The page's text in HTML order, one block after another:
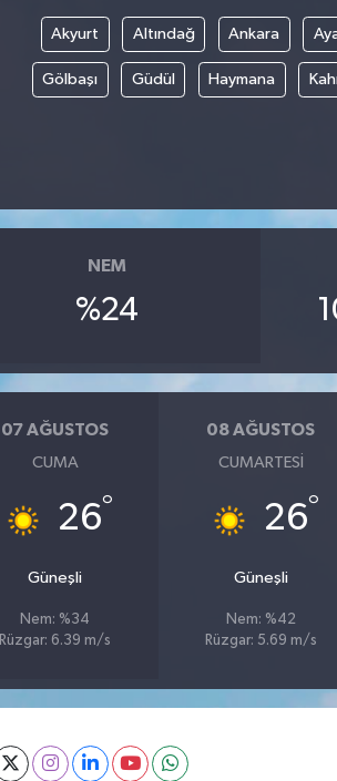
Akyurt Altındağ Ankara
Gölbaşı Güdül Haymana
NEM
%24
07 AĞUSTOS
CUMA
26°
Güneşli
Nem: %34
Rüzgar: 6.39 m/s
08 AĞUSTOS
CUMARTESI
26°
Güneşli
Nem: %42
Rüzgar: 5.69 m/s